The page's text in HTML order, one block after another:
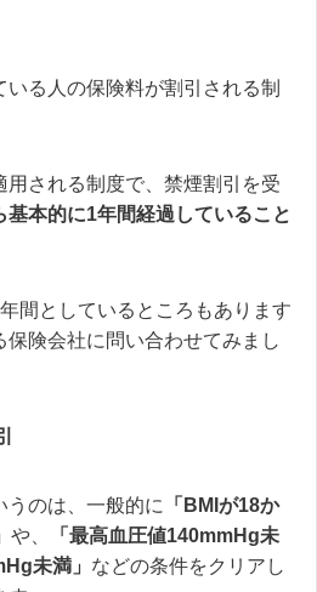
る人の保険料が割引される制
用される制度で、禁煙割引を受
基本的に1年間経過していること
間としているところもあります
険会社に問い合わせてみまし
うのは、一般的に
「BMIが18か
や、 「 最高血圧値140mmHg未
未満」 などの条件をクリアし